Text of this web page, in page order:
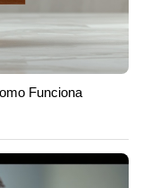
Funciona